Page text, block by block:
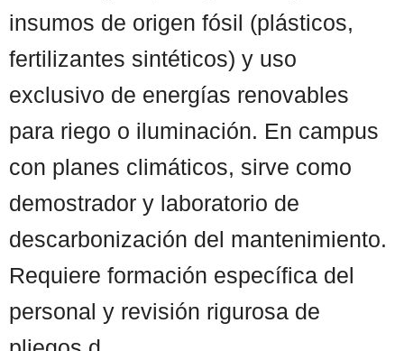
insumos de origen fósil (plásticos,
fertilizantes sintéticos) y uso
exclusivo de energías renovables
para riego o iluminación. En campus
con planes climáticos, sirve como
demostrador y laboratorio de
descarbonización del mantenimiento.
Requiere formación específica del
personal y revisión rigurosa de